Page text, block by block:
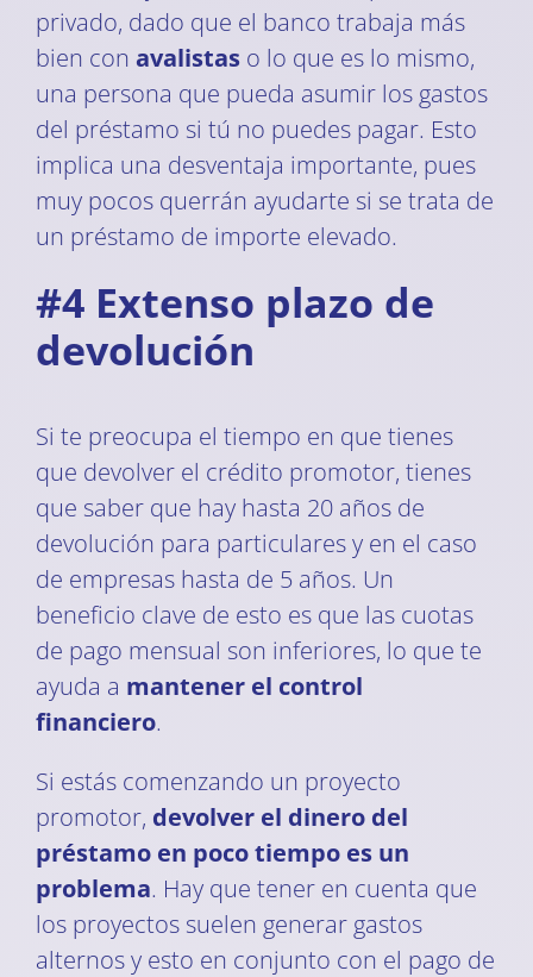
privado, dado que el banco trabaja más
bien con avalistas o lo que es lo mismo,
una persona que pueda asumir los gastos
del préstamo si tú no puedes pagar. Esto
implica una desventaja importante, pues
muy pocos querrán ayudarte si se trata de
un préstamo de importe elevado.
#4 Extenso plazo de
devolución
Si te preocupa el tiempo en que tienes
que devolver el crédito promotor, tienes
que saber que hay hasta 20 años de
devolución para particulares y en el caso
de empresas hasta de 5 años. Un
beneficio clave de esto es que las cuotas
de pago mensual son inferiores, lo que te
ayuda a mantener el control
financiero.
Si estás comenzando un proyecto
promotor, devolver el dinero del
préstamo en poco tiempo es un
problema. Hay que tener en cuenta que
los proyectos suelen generar gastos
alternos y esto en conjunto con el pago de